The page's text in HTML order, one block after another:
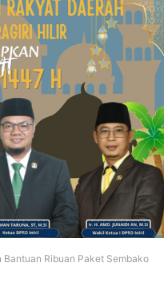
Bantuan Ribuan Paket Sembako